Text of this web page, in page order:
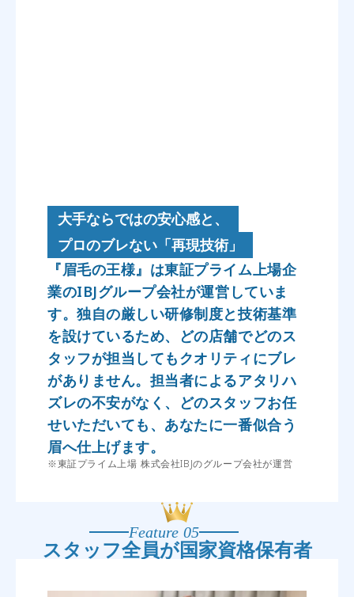
大手ならではの安心感と、
プロのブレない「再現技術」
『眉毛の王様』は東証プライム上場企
業のIBJグループ会社が運営していま
す。独自の厳しい研修制度と技術基準
を設けているため、どの店舗でどのス
タッフが担当してもクオリティにブレ
がありません。担当者によるアタリハ
ズレの不安がなく、どのスタッフお任
せいただいても、あなたに一番似合う
眉へ仕上げます。
※東証プライム上場 株式会社IBJのグループ会社が運営
Feature 05
スタッフ全員が国家資格保有者